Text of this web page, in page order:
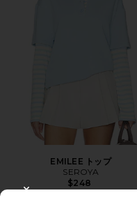
EMILEE トップ
SEROYA
$248